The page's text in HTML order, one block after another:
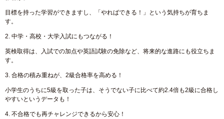
目標を持った学習ができますし、「やればできる！」という気持ちが育ちま
す。
2. 中学・高校・大学入試にもつながる！
英検取得は、入試での加点や英語試験の免除など、将来的な進路にも役立ちま
す。
3. 合格の積み重ねが、2級合格率を高める！
小学生のうちに5級を取った子は、そうでない子に比べて約2.4倍も2級に合格し
やすいというデータも！
4. 不合格でも再チャレンジできるから安心！